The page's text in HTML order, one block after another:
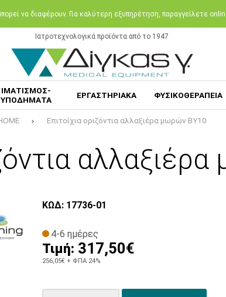
να διαφέρουν. Για καλύτερη εξυπηρέτηση, παραγγείλετε
Ιατροτεχνολογικά προϊόντα από το 1947
ΙΜΑΤΙΣΜΟΣ-
ΥΠΟΔΗΜΑΤΑ
ΕΡΓΑΣΤΗΡΙΑΚΑ ΦΥΣΙΚΟΘΕΡΑΠΕΙΑ
Επιτοίχια οριζόντια αλλαξιέρα μωρών BY10
ΚΩΔ: 17736-01
4-6 ημέρες
Τιμή: 317,50€
256,05€ + ΦΠΑ 24%